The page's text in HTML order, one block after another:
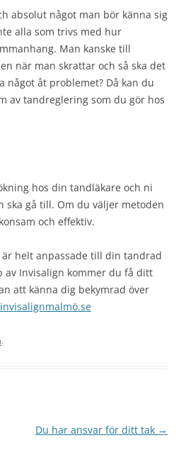
absolut något man bör känna sig
alla som trivs med hur
Man kanske till
när man skrattar och så ska det
något åt problemet? Då kan du
av tandreglering som du gör hos
hos din tandläkare och ni
gå till. Om du väljer metoden
och effektiv.
helt anpassade till din tandrad
av Invisalign kommer du få ditt
att känna dig bekymrad över
invisalignmalmö.se
.
Du har ansvar för ditt tak →